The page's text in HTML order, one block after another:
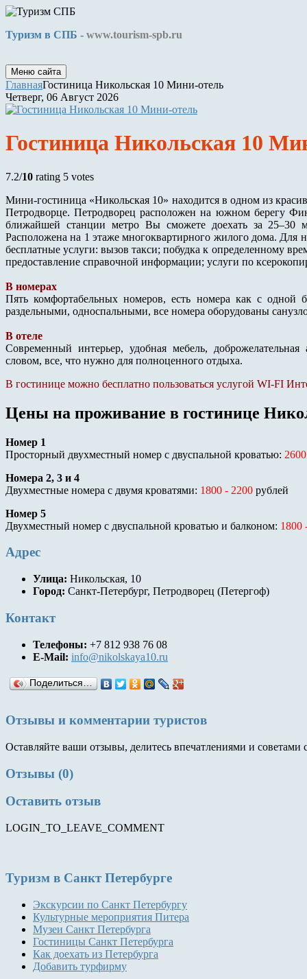
Туризм в СПБ - www.tourism-spb.ru
Меню сайта
ГлавнаяГостиница Никольская 10 Мини-отель
Четверг, 06 Август 2026
Гостиница Никольская 10
7.2/10 rating 5 votes
Мини-гостиница «Никольская 10» находится в одном из
Петродворце. Петродворец расположен на южном берегу
ближайшей станции метро Вы сможете доехать за 25–30
Расположена на 1 этаже многоквартирного жилого дома. Для
бесплатные услуги: вызов такси; побудка к определенному
предоставление справочной информации; услуги по
В номерах
Пять комфортабельных номеров, есть номера как с одной
раздельными, односпальными, все номера оборудованы
В отеле
Современный интерьер, удобная мебель,
словом, все, что нужно для полноценного отдыха.
В гостинице можно бесплатно пользоваться услугой WI-FI
Цены на проживание в гостинице
Номер 1
Просторный двухместный номер с двуспальной кроватью:
Номера 2, 3 и 4
Двухместные номера с двумя кроватями: 1800 - 2200 рублей
Номер 5
Двухместный номер с двуспальной кроватью и балконом: 1800
Адрес
Улица: Никольская, 10
Город: Санкт-Петербург, Петродворец (Петергоф)
Контакт
Телефоны: +7 812 938 76 08
E-Mail: info@nikolskaya10.ru
Поделиться…
Отзывы и комментарии туристов
Оставляйте ваши отзывы, делитесь впечатлениями и советами
Отзывы (0)
Оставить отзыв
LOGIN_TO_LEAVE_COMMENT
Туризм в Санкт Петербурге
Экскурсии по Санкт Петербургу
Культурные мероприятия Питера
Музеи Санкт Петербурга
Гостиницы Санкт Петербурга
Как доехать из Петербурга
Добавить турфирму